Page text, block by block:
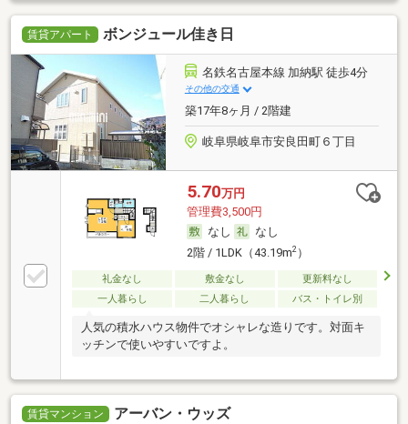
賃貸アパート ボンジュール佳き日
名鉄名古屋本線 加納駅 徒歩4分
その他の交通
築17年8ヶ月 / 2階建
岐阜県岐阜市安良田町６丁目
5.70万円
管理費3,500円
なし
なし
2階 / 1LDK（43.19m2）
礼金なし 敷金なし
更新料なし
一人暮らし
二人暮らし バス・トイレ別
人気の積水ハウス物件でオシャレな造りです。対面キ
ッチンで使いやすいですよ。
賃貸マンション アーバン・ウッズ